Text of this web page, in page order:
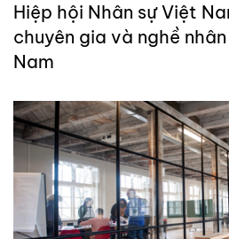
Hiệp hội Nhân sự Việt
chuyên gia và nghề
Nam